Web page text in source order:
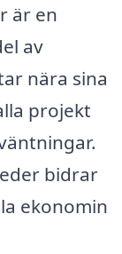
är en
av
nära sina
projekt
bidrar
ekonomin